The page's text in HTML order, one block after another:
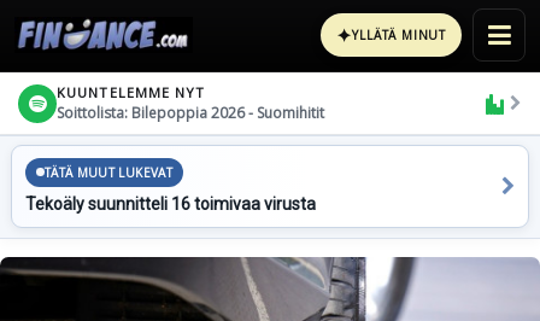
✦YLLÄTÄ MINUT
KUUNTELEMME NYT
Soittolista: Bilepoppia 2026 - Suomihitit
TÄTÄ MUUT LUKEVAT
Tekoäly suunnitteli 16 toimivaa virusta